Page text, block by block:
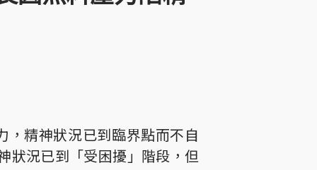
精神狀況已到臨界點而不自
狀況已到「受困擾」階段，但